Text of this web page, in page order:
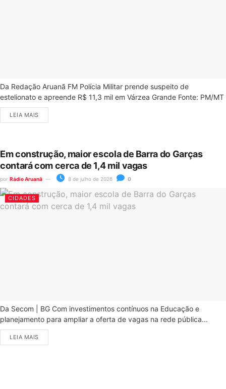
Da Redação Aruanã FM Polícia Militar prende suspeito de
estelionato e apreende R$ 11,3 mil em Várzea Grande Fonte: PM/MT
LEIA MAIS
Em construção, maior escola de Barra do Garças
contará com cerca de 1,4 mil vagas
por Rádio Aruanã 8 de julho de 2026 0
CIDADES
Da Secom | BG Com investimentos contínuos na Educação e
planejamento para ampliar a oferta de vagas na rede pública...
LEIA MAIS